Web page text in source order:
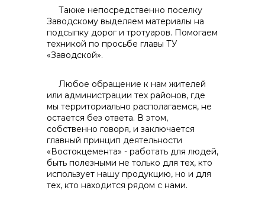
Также непосредственно поселку
Заводскому выделяем материалы на
подсыпку дорог и тротуаров. Помогаем
техникой по просьбе главы ТУ
«Заводской».
Любое обращение к нам жителей
или администрации тех районов, где
мы территориально располагаемся, не
остается без ответа. В этом,
собственно говоря, и заключается
главный принцип деятельности
«Востокцемента» - работать для людей,
быть полезными не только для тех, кто
использует нашу продукцию, но и для
тех, кто находится рядом с нами.